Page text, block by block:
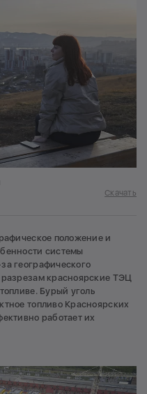
Скачать
положение и
системы
географического
красноярские ТЭЦ
Бурый уголь
топливо Красноярских
работает их